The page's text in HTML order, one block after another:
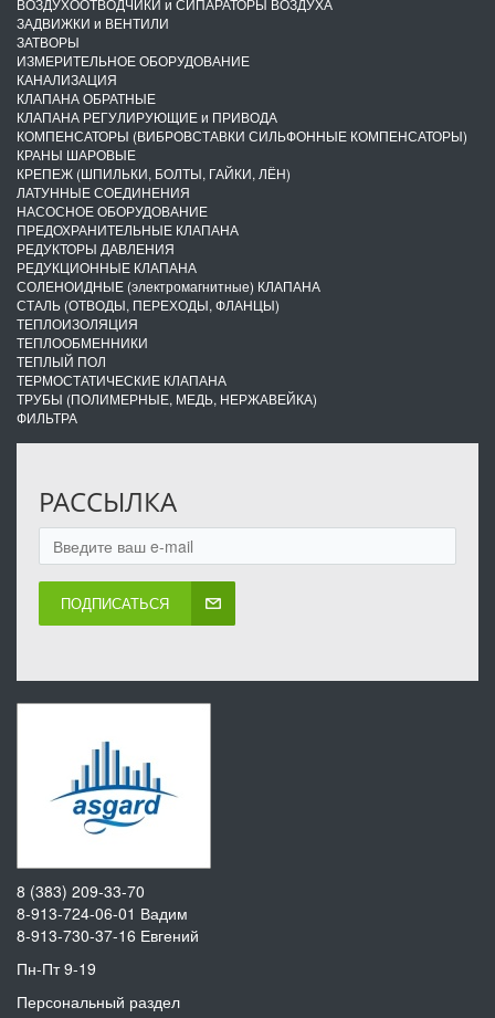
ВОЗДУХООТВОДЧИКИ и СИПАРАТОРЫ ВОЗДУХА
ЗАДВИЖКИ и ВЕНТИЛИ
ЗАТВОРЫ
ИЗМЕРИТЕЛЬНОЕ ОБОРУДОВАНИЕ
КАНАЛИЗАЦИЯ
КЛАПАНА ОБРАТНЫЕ
КЛАПАНА РЕГУЛИРУЮЩИЕ и ПРИВОДА
КОМПЕНСАТОРЫ (ВИБРОВСТАВКИ СИЛЬФОННЫЕ КОМПЕНСАТОРЫ)
КРАНЫ ШАРОВЫЕ
КРЕПЕЖ (ШПИЛЬКИ, БОЛТЫ, ГАЙКИ, ЛЁН)
ЛАТУННЫЕ СОЕДИНЕНИЯ
НАСОСНОЕ ОБОРУДОВАНИЕ
ПРЕДОХРАНИТЕЛЬНЫЕ КЛАПАНА
РЕДУКТОРЫ ДАВЛЕНИЯ
РЕДУКЦИОННЫЕ КЛАПАНА
СОЛЕНОИДНЫЕ (электромагнитные) КЛАПАНА
СТАЛЬ (ОТВОДЫ, ПЕРЕХОДЫ, ФЛАНЦЫ)
ТЕПЛОИЗОЛЯЦИЯ
ТЕПЛООБМЕННИКИ
ТЕПЛЫЙ ПОЛ
ТЕРМОСТАТИЧЕСКИЕ КЛАПАНА
ТРУБЫ (ПОЛИМЕРНЫЕ, МЕДЬ, НЕРЖАВЕЙКА)
ФИЛЬТРА
РАССЫЛКА
ПОДПИСАТЬСЯ
8 (383) 209-33-70
8-913-724-06-01 Вадим
8-913-730-37-16 Евгений
Пн-Пт 9-19
Персональный раздел